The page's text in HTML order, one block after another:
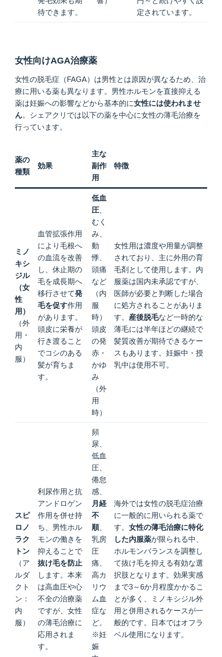
待できます。
定されています。
女性向けAGA治療薬
女性の脱毛症（FAGA）は男性とは原因が異なるため、治
療に用いる薬も異なります。男性ホルモンを直接抑える
薬は妊娠への影響などから基本的に女性には使われませ
ん。シェアクリでは以下の薬を中心に女性の薄毛治療を
行っています。
薬の
種類
効果
主な
副作
用
特徴
ミノ
キシ
ジル
（女
性
用）
（外
用・
内
服）
血管拡張作用
により毛根へ
の血流を改善
し、休止期の
毛を成長期へ
移行させて発
毛を促す作用
があります。
頭皮に栄養が
行き渡ること
でコシのある
髪が育ちま
す。
低血
圧、
むく
み、
動
悸、
頭痛
など
（内
服
時）
頭皮
の発
赤・
かゆ
み
（外
用
時）
女性用は濃度や用量が調整
されており、主に外用の育
毛剤として使用します。内
服薬は国内未承認ですが、
医師が必要と判断した場合
に処方されることがありま
す。 産後脱毛など一時的な
薄毛には半年ほどの継続で
髪質改善が期待できるケー
スもあります。妊娠中・授
乳中は使用不可。
スピ
ロノ
ラク
トン
（ア
ルダ
クト
ン：
内
服）
利尿作用と抗
アンドロゲン
作用を併せ持
ち、男性ホル
モンの働きを
抑えることで
抜け毛を防止
します。本来
は高血圧や心
不全の治療薬
ですが、女性
の薄毛治療に
応用されま
す。
頻
尿、
低血
圧、
倦怠
感、
月経
不
順、
乳房
圧
痛、
高カ
リウ
ム血
症な
ど。
※妊
娠
海外では女性の脱毛症治療
に一般的に用いられる薬で
す。 女性の薄毛治療に特化
した内服薬が限られる中、
ホルモンバランスを調整し
て抜け毛を抑える有効な選
択肢となります。効果実感
まで3～6か月程度かかるこ
とが多く、ミノキシジル外
用と併用されるケースが一
般的です。日本ではオフラ
ベル使用になります。